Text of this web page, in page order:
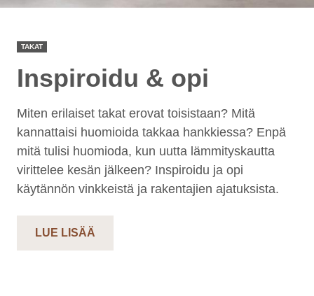
TAKAT
Inspiroidu & opi
Miten erilaiset takat erovat toisistaan? Mitä
kannattaisi huomioida takkaa hankkiessa? Enpä
mitä tulisi huomioda, kun uutta lämmityskautta
virittelee kesän jälkeen? Inspiroidu ja opi
käytännön vinkkeistä ja rakentajien ajatuksista.
LUE LISÄÄ